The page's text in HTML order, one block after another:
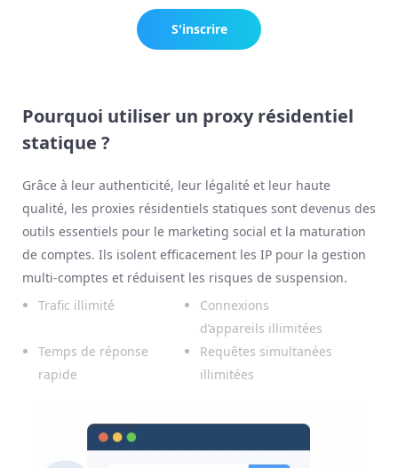
S'inscrire
Pourquoi utiliser un proxy résidentiel
statique ?
Grâce à leur authenticité, leur légalité et leur haute
qualité, les proxies résidentiels statiques sont devenus des
outils essentiels pour le marketing social et la maturation
de comptes. Ils isolent efficacement les IP pour la gestion
multi-comptes et réduisent les risques de suspension.
Trafic illimité
Connexions
d’appareils illimitées
Temps de réponse
rapide
Requêtes simultanées
illimitées